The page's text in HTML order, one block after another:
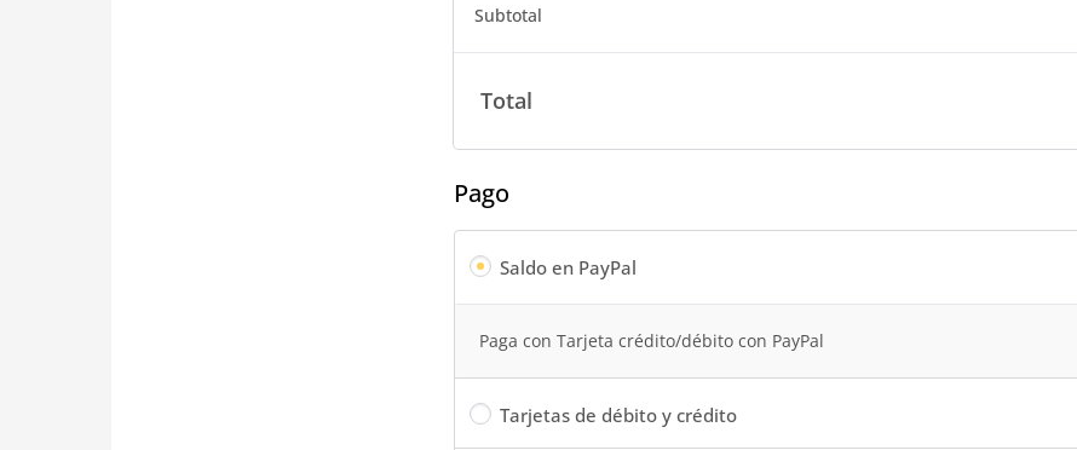
Subtotal
Total
Pago
Saldo en PayPal
Paga con Tarjeta crédito/débito con PayPal
Tarjetas de débito y crédito